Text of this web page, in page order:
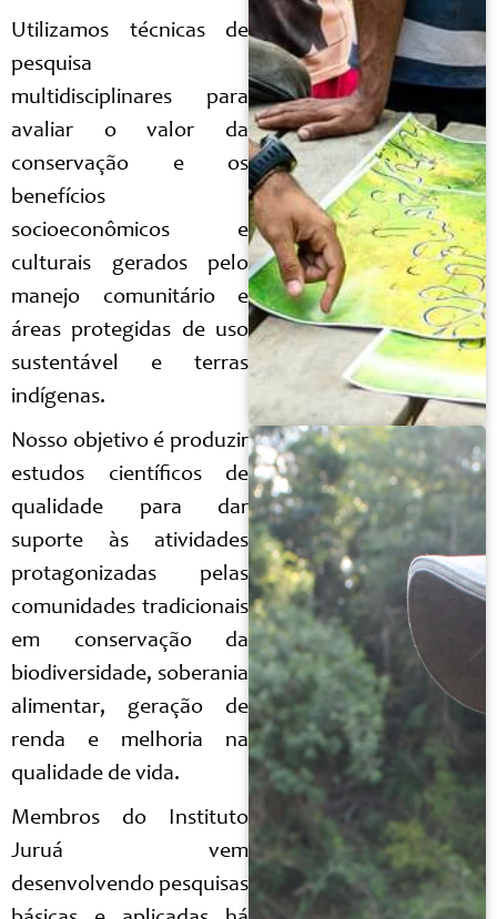
Utilizamos técnicas de
pesquisa
multidisciplinares para
avaliar o valor da
conservação e os
benefícios
socioeconômicos e
culturais gerados pelo
manejo comunitário e
áreas protegidas de uso
sustentável e terras
indígenas.
Nosso objetivo é produzir
estudos científicos de
qualidade para dar
suporte às atividades
protagonizadas pelas
comunidades tradicionais
em conservação da
biodiversidade, soberania
alimentar, geração de
renda e melhoria na
qualidade de vida.
Membros do Instituto
Juruá vem
desenvolvendo pesquisas